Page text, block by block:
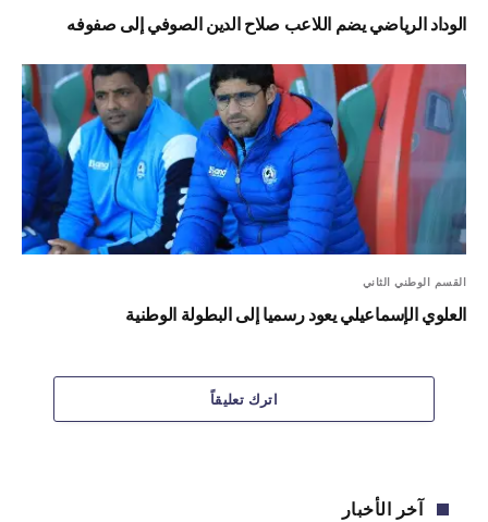
الوداد الرياضي يضم اللاعب صلاح الدين الصوفي إلى صفوفه
القسم الوطني الثاني
العلوي الإسماعيلي يعود رسميا إلى البطولة الوطنية
اترك تعليقاً
آخر الأخبار